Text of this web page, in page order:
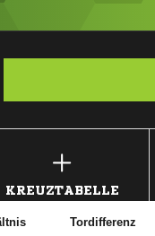
KREUZTABELLE
Tordifferenz